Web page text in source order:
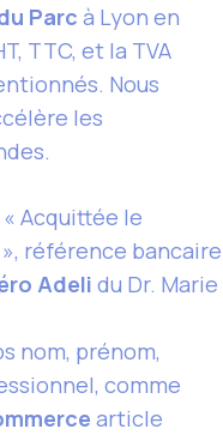
Parc à Lyon en
TTC, et la TVA
Nous
les
« Acquittée le
référence bancaire
Adeli du Dr. Marie
nom, prénom,
comme
article